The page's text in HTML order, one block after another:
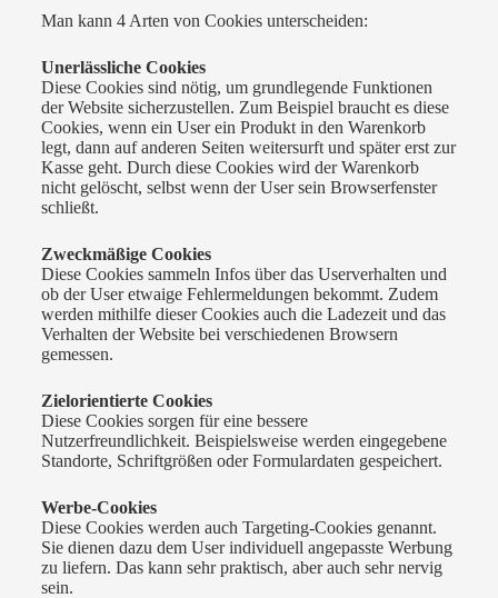
Man kann 4 Arten von Cookies unterscheiden:
Unerlässliche Cookies
Diese Cookies sind nötig, um grundlegende Funktionen
der Website sicherzustellen. Zum Beispiel braucht es diese
Cookies, wenn ein User ein Produkt in den Warenkorb
legt, dann auf anderen Seiten weitersurft und später erst zur
Kasse geht. Durch diese Cookies wird der Warenkorb
nicht gelöscht, selbst wenn der User sein Browserfenster
schließt.
Zweckmäßige Cookies
Diese Cookies sammeln Infos über das Userverhalten und
ob der User etwaige Fehlermeldungen bekommt. Zudem
werden mithilfe dieser Cookies auch die Ladezeit und das
Verhalten der Website bei verschiedenen Browsern
gemessen.
Zielorientierte Cookies
Diese Cookies sorgen für eine bessere
Nutzerfreundlichkeit. Beispielsweise werden eingegebene
Standorte, Schriftgrößen oder Formulardaten gespeichert.
Werbe-Cookies
Diese Cookies werden auch Targeting-Cookies genannt.
Sie dienen dazu dem User individuell angepasste Werbung
zu liefern. Das kann sehr praktisch, aber auch sehr nervig
sein.